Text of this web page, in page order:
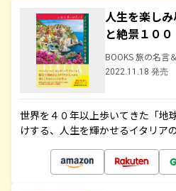
人生を楽し
と絶景１００
BOOKS 旅の名言
2022.11.18 発売
世界を４０年以上歩いてきた「地
けする、人生を輝かせるイタリア